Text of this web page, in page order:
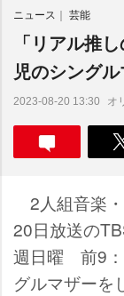
ニュース 芸能
「リアル推
児のシング
2023-08-20 13:30 オ
2人組音楽・
20日放送の
週日曜 前9：
グルマザーを